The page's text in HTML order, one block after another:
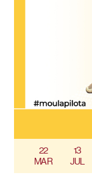
22
MAR
13
JUL